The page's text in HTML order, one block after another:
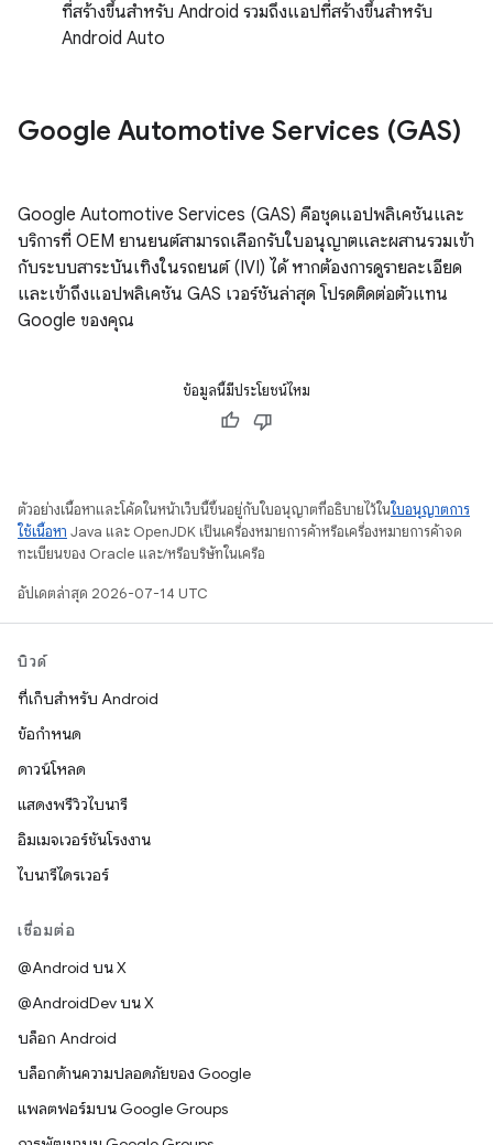
ที่สร้างขึ้นสำหรับ Android รวมถึงแอปที่สร้างขึ้นสำหรับ
Android Auto
Google Automotive Services (GAS)
Google Automotive Services (GAS) คือชุดแอปพลิเคชันและ
บริการที่ OEM ยานยนต์สามารถเลือกรับใบอนุญาตและผสานรวมเข้า
กับระบบสาระบันเทิงในรถยนต์ (IVI) ได้ หากต้องการดูรายละเอียด
และเข้าถึงแอปพลิเคชัน GAS เวอร์ชันล่าสุด โปรดติดต่อตัวแทน
Google ของคุณ
ข้อมูลนี้มีประโยชน์ไหม
ตัวอย่างเนื้อหาและโค้ดในหน้าเว็บนี้ขึ้นอยู่กับใบอนุญาตที่อธิบายไว้ในใบอนุญาตการ
ใช้เนื้อหา Java และ OpenJDK เป็นเครื่องหมายการค้าหรือเครื่องหมายการค้าจด
ทะเบียนของ Oracle และ/หรือบริษัทในเครือ
อัปเดตล่าสุด 2026-07-14 UTC
บิวด์
ที่เก็บสำหรับ Android
ข้อกำหนด
ดาวน์โหลด
แสดงพรีวิวไบนารี
อิมเมจเวอร์ชันโรงงาน
ไบนารีไดรเวอร์
เชื่อมต่อ
@Android บน X
@AndroidDev บน X
บล็อก Android
บล็อกด้านความปลอดภัยของ Google
แพลตฟอร์มบน Google Groups